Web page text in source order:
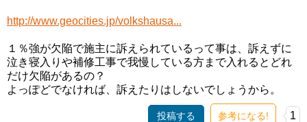
http://www.geocities.jp/volkshausa...
１％強が欠陥で施主に訴えられているって事は、訴えずに
泣き寝入りや補修工事で我慢している方まで入れるとどれ
だけ欠陥があるの？
よっぽどでなければ、訴えたりはしないでしょうから。
投稿する 参考になる! 1